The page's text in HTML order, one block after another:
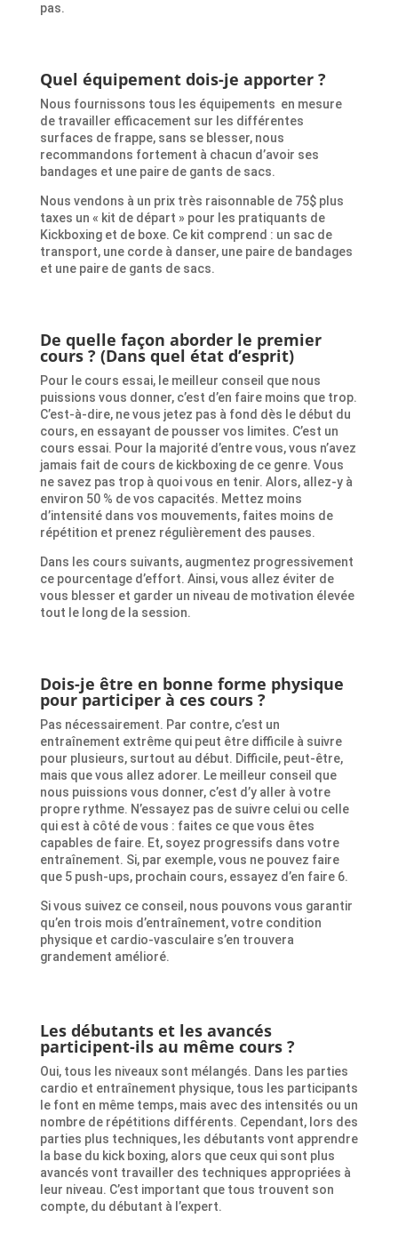
pas.
Quel équipement dois-je apporter ?
Nous fournissons tous les équipements en mesure
de travailler efficacement sur les différentes
surfaces de frappe, sans se blesser, nous
recommandons fortement à chacun d’avoir ses
bandages et une paire de gants de sacs.
Nous vendons à un prix très raisonnable de 75$ plus
taxes un « kit de départ » pour les pratiquants de
Kickboxing et de boxe. Ce kit comprend : un sac de
transport, une corde à danser, une paire de bandages
et une paire de gants de sacs.
De quelle façon aborder le premier
cours ? (Dans quel état d’esprit)
Pour le cours essai, le meilleur conseil que nous
puissions vous donner, c’est d’en faire moins que trop.
C’est-à-dire, ne vous jetez pas à fond dès le début du
cours, en essayant de pousser vos limites. C’est un
cours essai. Pour la majorité d’entre vous, vous n’avez
jamais fait de cours de kickboxing de ce genre. Vous
ne savez pas trop à quoi vous en tenir. Alors, allez-y à
environ 50 % de vos capacités. Mettez moins
d’intensité dans vos mouvements, faites moins de
répétition et prenez régulièrement des pauses.
Dans les cours suivants, augmentez progressivement
ce pourcentage d’effort. Ainsi, vous allez éviter de
vous blesser et garder un niveau de motivation élevée
tout le long de la session.
Dois-je être en bonne forme physique
pour participer à ces cours ?
Pas nécessairement. Par contre, c’est un
entraînement extrême qui peut être difficile à suivre
pour plusieurs, surtout au début. Difficile, peut-être,
mais que vous allez adorer. Le meilleur conseil que
nous puissions vous donner, c’est d’y aller à votre
propre rythme. N’essayez pas de suivre celui ou celle
qui est à côté de vous : faites ce que vous êtes
capables de faire. Et, soyez progressifs dans votre
entraînement. Si, par exemple, vous ne pouvez faire
que 5 push-ups, prochain cours, essayez d’en faire 6.
Si vous suivez ce conseil, nous pouvons vous garantir
qu’en trois mois d’entraînement, votre condition
physique et cardio-vasculaire s’en trouvera
grandement amélioré.
Les débutants et les avancés
participent-ils au même cours ?
Oui, tous les niveaux sont mélangés. Dans les parties
cardio et entraînement physique, tous les participants
le font en même temps, mais avec des intensités ou un
nombre de répétitions différents. Cependant, lors des
parties plus techniques, les débutants vont apprendre
la base du kick boxing, alors que ceux qui sont plus
avancés vont travailler des techniques appropriées à
leur niveau. C’est important que tous trouvent son
compte, du débutant à l’expert.